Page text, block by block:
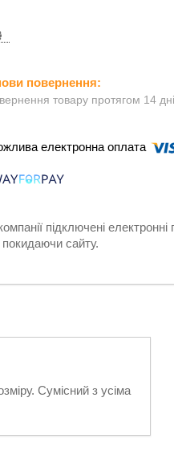
товару протягом 14
підключені
покидаючи сайту.
Сумісний з усіма